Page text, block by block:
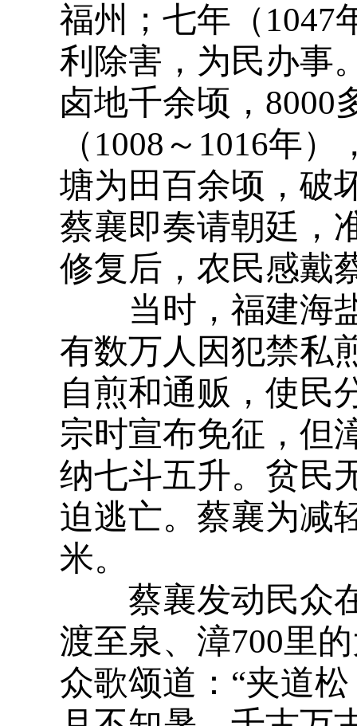
福州；七年（1047
利除害，为民办事
卤地千余顷，8000
（1008～1016年
塘为田百余顷，破
蔡襄即奏请朝廷，
修复后，农民感戴
当时，福建海盐
有数万人因犯禁私
自煎和通贩，使民
宗时宣布免征，但
纳七斗五升。贫民
迫逃亡。蔡襄为减
米。
蔡襄发动民众在
渡至泉、漳700里
众歌颂道：“夹道